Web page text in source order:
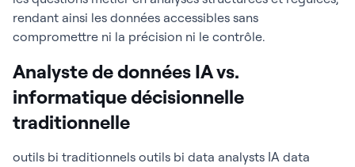
rendant ainsi les données accessibles sans
compromettre ni la précision ni le contrôle.
Analyste de données IA vs.
informatique décisionnelle
traditionnelle
outils bi traditionnels outils bi data analysts IA data